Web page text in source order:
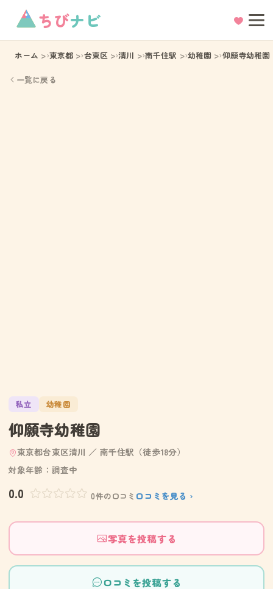
ちびナビ
ホーム 東京都 台東区 清川 南千住駅 幼稚園 仰願寺幼稚園
一覧に戻る
私立 幼稚園
仰願寺幼稚園
東京都台東区清川 ／ 南千住駅（徒歩18分）
対象年齢：調査中
0.0 0件の口コミ 口コミを見る ›
写真を投稿する
口コミを投稿する